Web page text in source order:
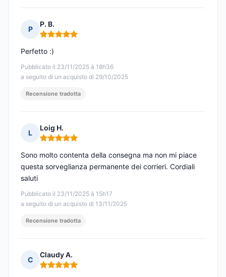
P
P. B.
Nota: 5 su 5
Pubblicato il 23/11/2025 à 18h36
a seguito di un acquisto di 29/10/2025
Perfetto :)
Recensione tradotta
L
Loig H.
Nota: 5 su 5
Pubblicato il 23/11/2025 à 15h17
a seguito di un acquisto di 13/11/2025
Sono molto contenta della consegna ma non mi piace
questa sorveglianza permanente dei corrieri. Cordiali
saluti
Recensione tradotta
C
Claudy A.
Nota: 5 su 5